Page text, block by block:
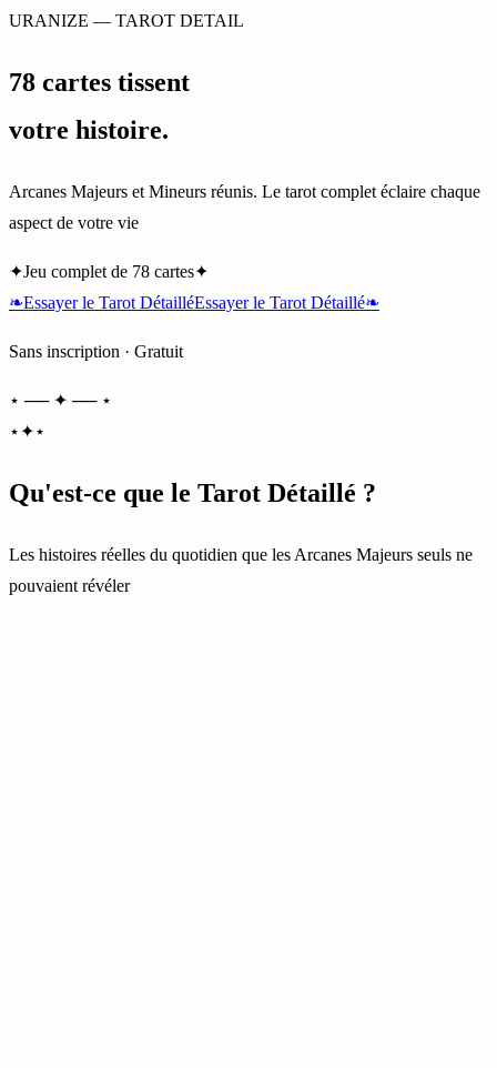
URANIZE — TAROT DETAIL
78 cartes tissent
votre histoire.
Arcanes Majeurs et Mineurs réunis. Le tarot complet éclaire chaque
aspect de votre vie
✦Jeu complet de 78 cartes✦
❧Essayer le Tarot DétailléEssayer le Tarot Détaillé❧
Sans inscription · Gratuit
⋆ ── ✦ ── ⋆
⋆✦⋆
Qu'est-ce que le Tarot Détaillé ?
Les histoires réelles du quotidien que les Arcanes Majeurs seuls ne
pouvaient révéler